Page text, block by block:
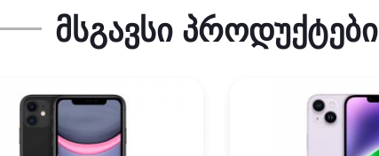
ᲛᲡᲒᲐᲕᲡᲘ ᲞᲠᲝᲓᲣᲥᲢᲔᲑᲘ